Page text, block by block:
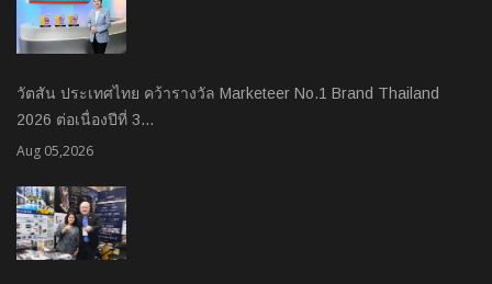
วัตสัน ประเทศไทย คว้ารางวัล Marketeer No.1 Brand Thailand
2026 ต่อเนื่องปีที่ 3…
Aug 05,2026